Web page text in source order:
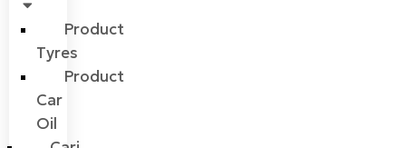
Product
Tyres
Product
Car
Oil